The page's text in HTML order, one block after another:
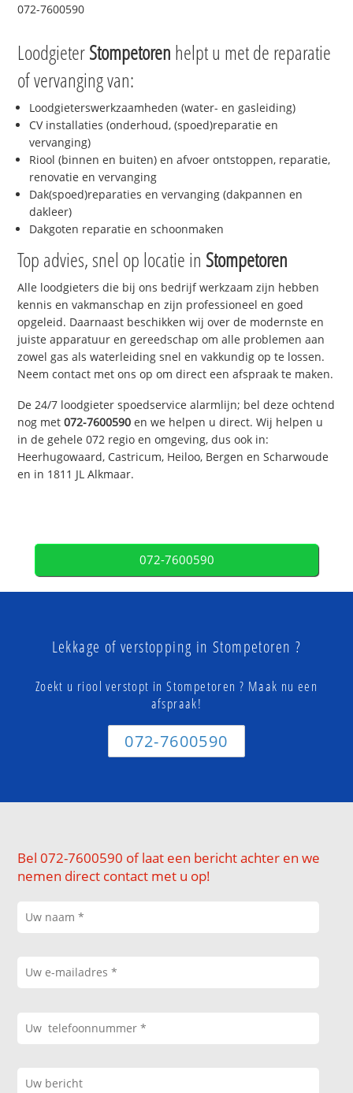
072-7600590
LoodgieterStompetoren helpt u met de reparatie
of vervanging van:
Loodgieterswerkzaamheden (water- en gasleiding)
CV installaties (onderhoud, (spoed)reparatie en
vervanging)
Riool (binnen en buiten) en afvoer ontstoppen, reparatie,
renovatie en vervanging
Dak(spoed)reparaties en vervanging (dakpannen en
dakleer)
Dakgoten reparatie en schoonmaken
Top advies, snel op locatie in Stompetoren
Alle loodgieters die bij ons bedrijf werkzaam zijn hebben
kennis en vakmanschap en zijn professioneel en goed
opgeleid. Daarnaast beschikken wij over de modernste en
juiste apparatuur en gereedschap om alle problemen aan
zowel gas als waterleiding snel en vakkundig op te lossen.
Neem contact met ons op om direct een afspraak te maken.
De 24/7 loodgieter spoedservice alarmlijn; bel deze ochtend
nog met072-7600590 en we helpen u direct. Wij helpen u
in de gehele 072 regio en omgeving, dus ook in:
Heerhugowaard, Castricum, Heiloo, Bergen en Scharwoude
en in 1811 JL Alkmaar.
072-7600590
Lekkage of verstopping in Stompetoren ?
Zoekt u riool verstopt in Stompetoren ? Maak nu een
afspraak!
072-7600590
Bel 072-7600590 of laat een bericht achter en we
nemen direct contact met u op!